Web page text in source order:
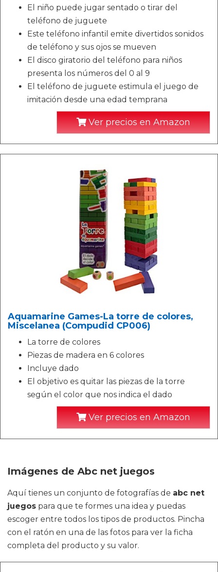
El niño puede jugar sentado o tirar del
teléfono de juguete
Este teléfono infantil emite divertidos sonidos
de teléfono y sus ojos se mueven
El disco giratorio del teléfono para niños
presenta los números del 0 al 9
El teléfono de juguete estimula el juego de
imitación desde una edad temprana
Ver precios en Amazon
Aquamarine Games-La torre de colores,
Miscelanea (Compudid CP006)
La torre de colores
Piezas de madera en 6 colores
Incluye dado
El objetivo es quitar las piezas de la torre
según el color que nos indica el dado
Ver precios en Amazon
Imágenes de Abc net juegos
Aquí tienes un conjunto de fotografías de abc net
juegos para que te formes una idea y puedas
escoger entre todos los tipos de productos. Pincha
con el ratón en una de las fotos para ver la ficha
completa del producto y su valor.